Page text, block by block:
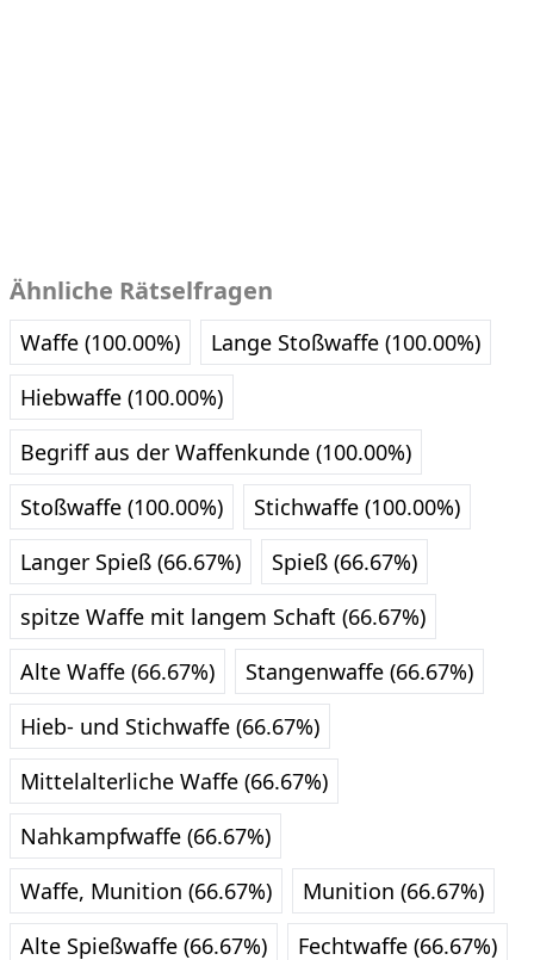
Ähnliche Rätselfragen
Waffe (100.00%)
Lange Stoßwaffe (100.00%)
Hiebwaffe (100.00%)
Begriff aus der Waffenkunde (100.00%)
Stoßwaffe (100.00%)
Stichwaffe (100.00%)
Langer Spieß (66.67%)
Spieß (66.67%)
spitze Waffe mit langem Schaft (66.67%)
Alte Waffe (66.67%)
Stangenwaffe (66.67%)
Hieb- und Stichwaffe (66.67%)
Mittelalterliche Waffe (66.67%)
Nahkampfwaffe (66.67%)
Waffe, Munition (66.67%)
Munition (66.67%)
Alte Spießwaffe (66.67%)
Fechtwaffe (66.67%)